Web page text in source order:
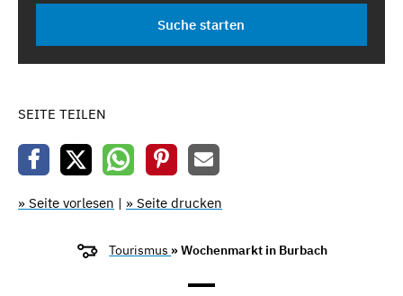
SEITE TEILEN
» Seite vorlesen | » Seite drucken
Tourismus » Wochenmarkt in Burbach